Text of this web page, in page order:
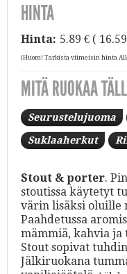
HINTA
Hinta: 5.89 € (
(Huom! Tarkista viimeisin hinta
MITÄ RUOKAA
Seurustelujuoma
Suklaaherkut
Stout & porter.
stoutissa käytetyt
värin lisäksi oluille
Paahdetussa
mämmiä, kahvia ja
Stout sopivat
Jälkiruokana